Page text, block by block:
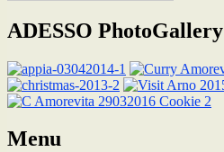
ADESSO PhotoGallery
Menu